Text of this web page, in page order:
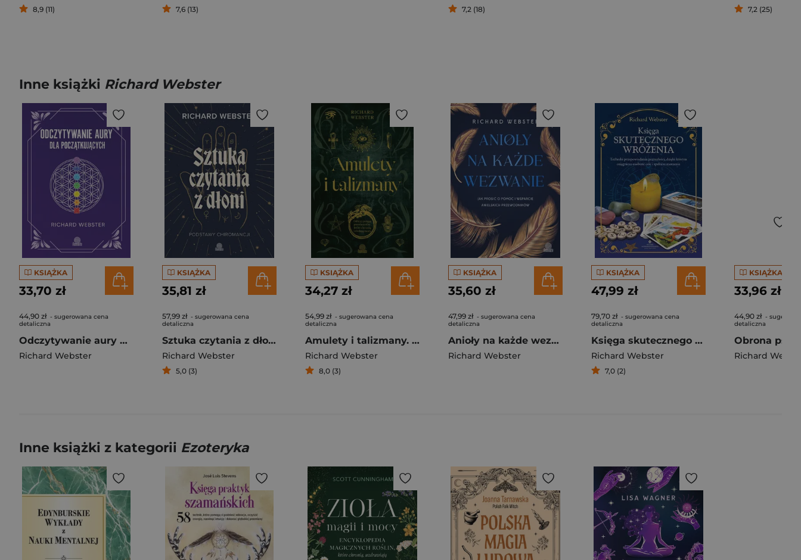
8,9 (11) 7,6 (13) 7,2 (18) 7,2 (25)
Inne książki Richard Webster
KSIĄŻKA
33,70 zł
44,90 zł - sugerowana cena
detaliczna
Odczytywanie aury dla początkujących wyd. 2026
Richard Webster
KSIĄŻKA
35,81 zł
57,99 zł - sugerowana cena
detaliczna
Sztuka czytania z dłoni. Podstawy chiromancji
Richard Webster
5,0 (3)
KSIĄŻKA
34,27 zł
54,99 zł - sugerowana cena
detaliczna
Amulety i talizmany. Odkryj potęgę przedmiotów, które chronią i dodają mocy
Richard Webster
8,0 (3)
KSIĄŻKA
35,60 zł
47,99 zł - sugerowana cena
detaliczna
Anioły na każde wezwanie. Jak prosić o pomoc i wsparcie anielskich przewodników
Richard Webster
KSIĄŻKA
47,99 zł
79,70 zł - sugerowana cena
detaliczna
Księga skutecznego wróżenia
Richard Webster
7,0 (2)
KSIĄŻKA
33,96 zł
44,90 zł -
detaliczna
Richard
Inne książki z kategorii Ezoteryka